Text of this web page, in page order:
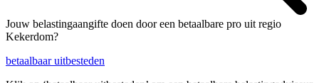
Jouw belastingaangifte doen door een betaalbare pro uit regio
Kekerdom?
betaalbaar uitbesteden